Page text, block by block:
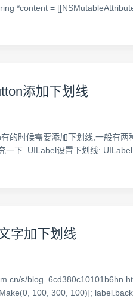
*content =
添加下划线
的时候需要添加下划线,一般有
一下. UILabel设置下划线:
字加下划线
s/
100, 300, 100)];